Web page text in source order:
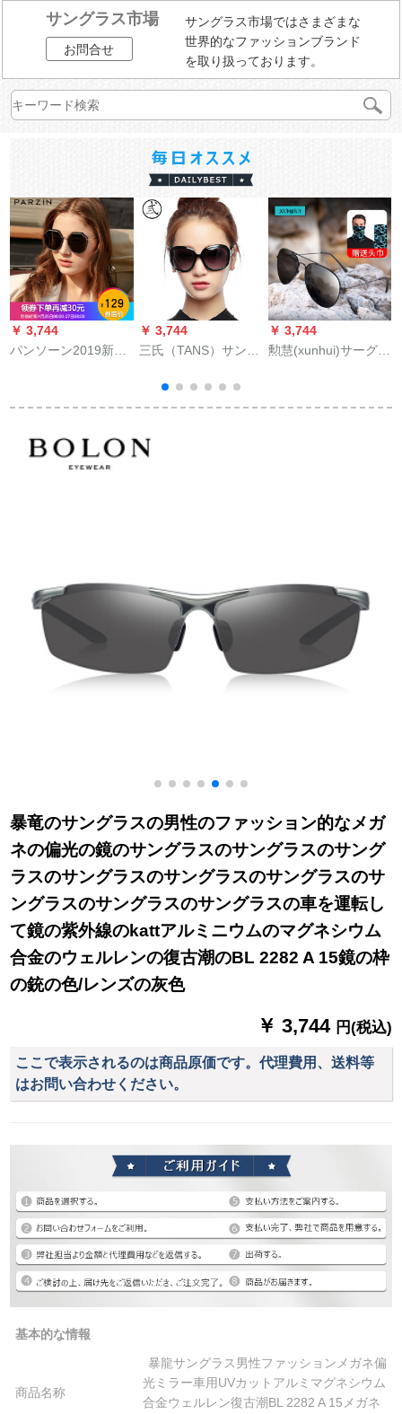
サングラス市場
お問合せ
サングラス市場ではさまざまな
世界的なファッションブランド
を取り扱っております。
￥ 3,744
パンソーン2019新型
枠运転サロンゴ潮
￥ 3,744
三氏（TANS）サング
运転ミラ枠修理颜サ
ングラス9001黒
￥ 3,744
勲慧(xunhui)サーグー
ットフィットフィッ
暴竜のサングラスの男性のファッション的なメガ
ネの偏光の鏡のサングラスのサングラスのサング
ラスのサングラスのサングラスのサングラスのサ
ングラスのサングラスのサングラスの車を運転し
て鏡の紫外線のkattアルミニウムのマグネシウム
合金のウェルレンの復古潮のBL 2282 A 15鏡の枠
の銃の色/レンズの灰色
￥ 3,744 円(税込)
ここで表示されるのは商品原価です。代理費用、送料等
はお問い合わせください。
基本的な情報
商品名称
暴龍サングラス男性ファッションメガネ偏
光ミラー車用UVカットアルミマグネシウム
合金ウェルレン復古潮BL 2282 A 15メガネ